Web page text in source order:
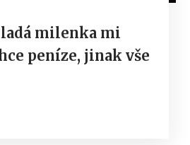
milenka mi
peníze, jinak vše